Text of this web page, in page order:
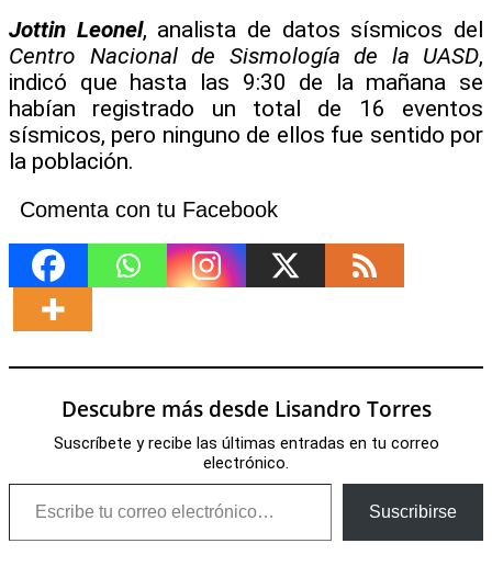
Jottin Leonel, analista de datos sísmicos del
Centro Nacional de Sismología de la UASD,
indicó que hasta las 9:30 de la mañana se
habían registrado un total de 16 eventos
sísmicos, pero ninguno de ellos fue sentido por
la población.
Comenta con tu Facebook
Descubre más desde Lisandro Torres
Suscríbete y recibe las últimas entradas en tu correo
electrónico.
Escribe tu correo electrónico…
Suscribirse